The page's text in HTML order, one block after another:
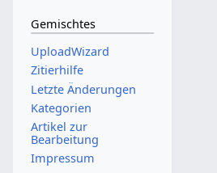
Gemischtes
UploadWizard
Zitierhilfe
Letzte Änderungen
Kategorien
Artikel zur
Bearbeitung
Impressum